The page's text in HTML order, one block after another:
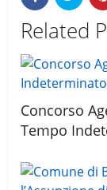
Related
Concorso
Tempo